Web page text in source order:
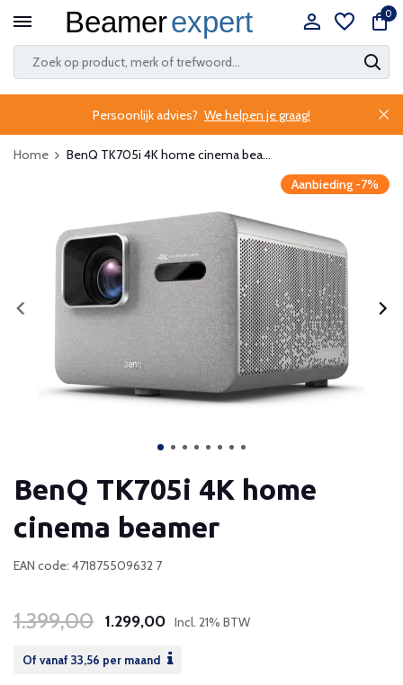
0
Persoonlijk advies? We helpen je graag!
Home
BenQ TK705i 4K home cinema bea...
Aanbieding -7%
BenQ TK705i 4K home
cinema beamer
EAN code: 471875509632 7
1.399,00 1.299,00 Incl. 21% BTW
Of vanaf 33,56 per maand